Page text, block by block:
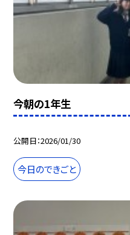
今朝の1年生
公開日 2026/01/30
今日のできごと